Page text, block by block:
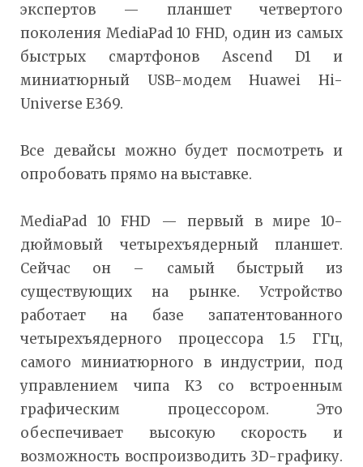
экспертов — планшет четвертого
поколения MediaPad 10 FHD, один из самых
быстрых смартфонов Ascend D1 и
миниатюрный USB-модем Huawei Hi-
Universe Е369.
Все девайсы можно будет посмотреть и
опробовать прямо на выставке.
MediaPad 10 FHD — первый в мире 10-
дюймовый четырехъядерный планшет.
Сейчас он – самый быстрый из
существующих на рынке. Устройство
работает на базе запатентованного
четырехъядерного процессора 1.5 ГГц,
самого миниатюрного в индустрии, под
управлением чипа K3 со встроенным
графическим процессором. Это
обеспечивает высокую скорость и
возможность воспроизводить 3D-графику.